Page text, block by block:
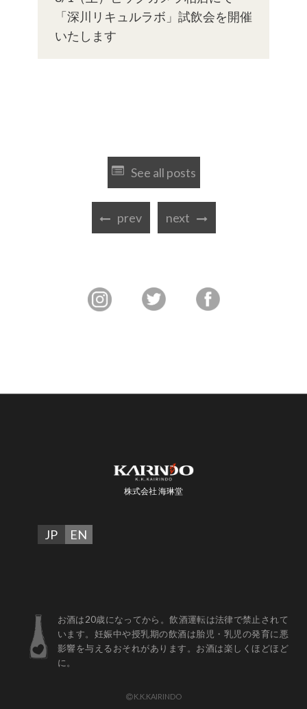
「深川リキュルラボ」試飲会を開催
いたします
See all posts
prev next
株式会社 海琳堂
JP EN
お酒は20歳になってから。飲酒運転は法律で禁止されて
います。妊娠中や授乳期の飲酒は胎児・乳児の発育に悪
影響を与えるおそれがあります。お酒は楽しくほどほど
に。
K.K.KAIRINDO